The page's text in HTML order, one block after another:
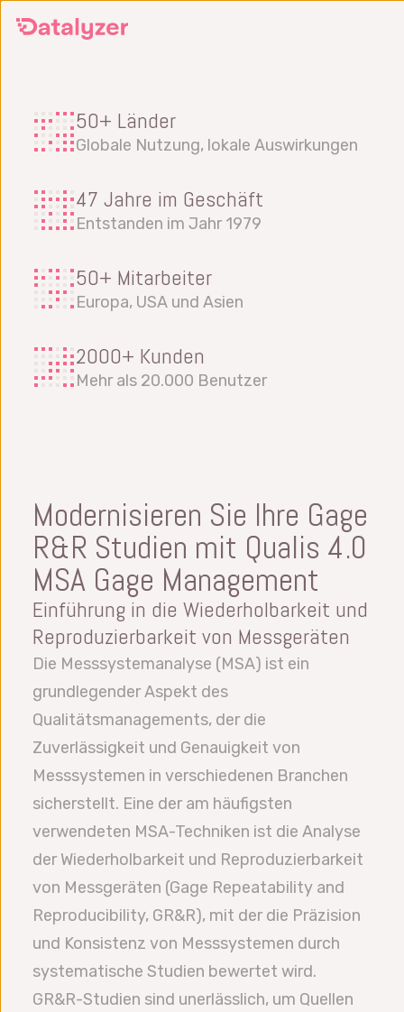
zum
50+ Länder
Globale Nutzung, lokale Auswirkungen
47 Jahre im Geschäft
Entstanden im Jahr 1979
50+ Mitarbeiter
Europa, USA und Asien
2000+ Kunden
Mehr als 20.000 Benutzer
Modernisieren Sie Ihre Gage
R&R Studien mit Qualis 4.0
MSA Gage Management
Einführung in die Wiederholbarkeit und
Reproduzierbarkeit von Messgeräten
Die Messsystemanalyse (MSA) ist ein
grundlegender Aspekt des
Qualitätsmanagements, der die
Zuverlässigkeit und Genauigkeit von
Messsystemen in verschiedenen Branchen
sicherstellt. Eine der am häufigsten
verwendeten MSA-Techniken ist die Analyse
der Wiederholbarkeit und Reproduzierbarkeit
von Messgeräten (Gage Repeatability and
Reproducibility, GR&R), mit der die Präzision
und Konsistenz von Messsystemen durch
systematische Studien bewertet wird.
GR&R-Studien sind unerlässlich, um Quellen